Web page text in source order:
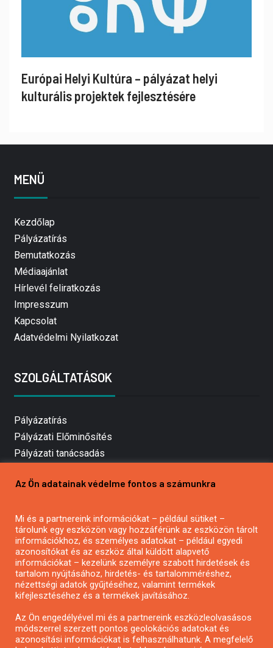
Európai Helyi Kultúra – pályázat helyi
kulturális projektek fejlesztésére
MENÜ
Kezdőlap
Pályázatírás
Bemutatkozás
Médiaajánlat
Hírlevél feliratkozás
Impresszum
Kapcsolat
Adatvédelmi Nyilatkozat
SZOLGÁLTATÁSOK
Pályázatírás
Pályázati Előminősítés
Pályázati tanácsadás
Mezőgazdasági pályázatírás
Pályázatírás civil szervezeteknek
Pályázatírás önkormányzatoknak
Pályázatfigyelés
Specifikus pályázatfigyelés vagy hírlevél
Az Ön adatainak védelme fontos a számunkra
Mi és a partnereink információkat – például sütiket –
tárolunk egy eszközön vagy hozzáférünk az eszközön tárolt
információkhoz, és személyes adatokat – például egyedi
azonosítókat és az eszköz által küldött alapvető
információkat – kezelünk személyre szabott hirdetések és
tartalom nyújtásához, hirdetés- és tartalomméréshez,
nézettségi adatok gyűjtéséhez, valamint termékek
kifejlesztéséhez és a termékek javításához.
Az Ön engedélyével mi és a partnereink eszközleolvasásos
módszerrel szerzett pontos geolokációs adatokat és
azonosítási információkat is felhasználhatunk. A megfelelő